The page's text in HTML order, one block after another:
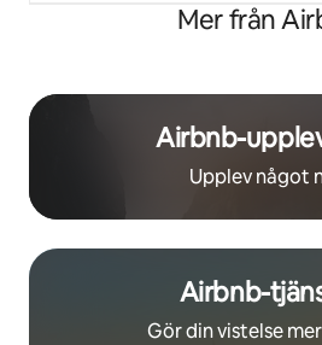
Mer från
Airbnb-
Upplev något
Airbnb-
Gör din vistelse